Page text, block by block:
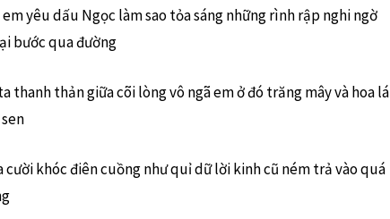
yêu dấu Ngọc làm sao tỏa sáng những rình rập nghi ngờ
bước qua đường
thanh thản giữa cõi lòng vô ngã em ở đó trăng mây và hoa lá
cười khóc điên cuồng như quỉ dữ lời kinh cũ ném trả vào quá